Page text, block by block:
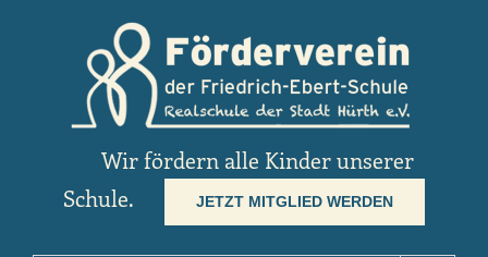
Wir fördern alle Kinder unserer
Schule.
JETZT MITGLIED WERDEN